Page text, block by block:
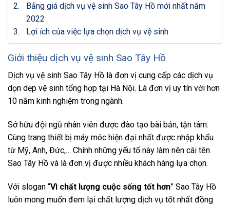
Bảng giá dịch vụ vệ sinh Sao Tây Hồ mới nhất năm
2022
Lợi ích của việc lựa chọn dịch vụ vệ sinh
Giới thiệu dịch vụ vệ sinh Sao Tây Hồ
Dịch vụ vệ sinh Sao Tây Hồ là đơn vị cung cấp các dịch vụ
dọn dẹp vệ sinh tổng hợp tại Hà Nội. Là đơn vị uy tín với hơn
10 năm kinh nghiệm trong ngành.
Sở hữu đội ngũ nhân viên được đào tạo bài bản, tận tâm.
Cùng trang thiết bị máy móc hiện đại nhất được nhập khẩu
từ Mỹ, Anh, Đức,… Chính những yếu tố này làm nên cái tên
Sao Tây Hồ và là đơn vị được nhiều khách hàng lựa chọn.
Với slogan “Vì chất lượng cuộc sống tốt hơn” Sao Tây Hồ
luôn mong muốn đem lại chất lượng dịch vụ tốt nhất đồng